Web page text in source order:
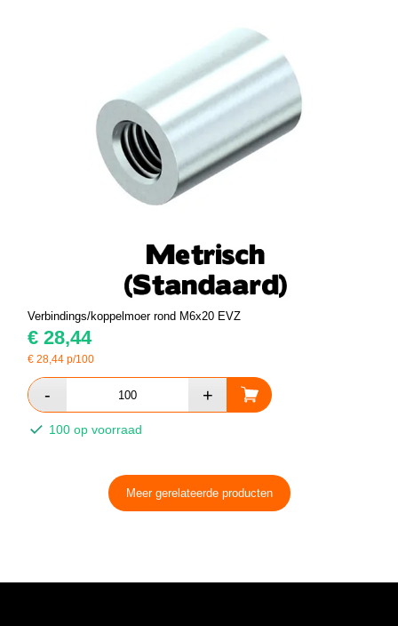
Verbindings/koppelmoer rond M6x20 EVZ
€ 28,44
€28,44 p/100
100 op voorraad
Meer gerelateerde producten